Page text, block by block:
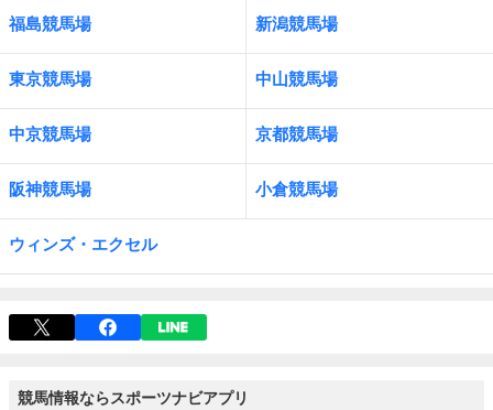
福島競馬場 新潟競馬場
東京競馬場 中山競馬場
中京競馬場 京都競馬場
阪神競馬場 小倉競馬場
ウィンズ・エクセル
競馬情報ならスポーツナビアプリ